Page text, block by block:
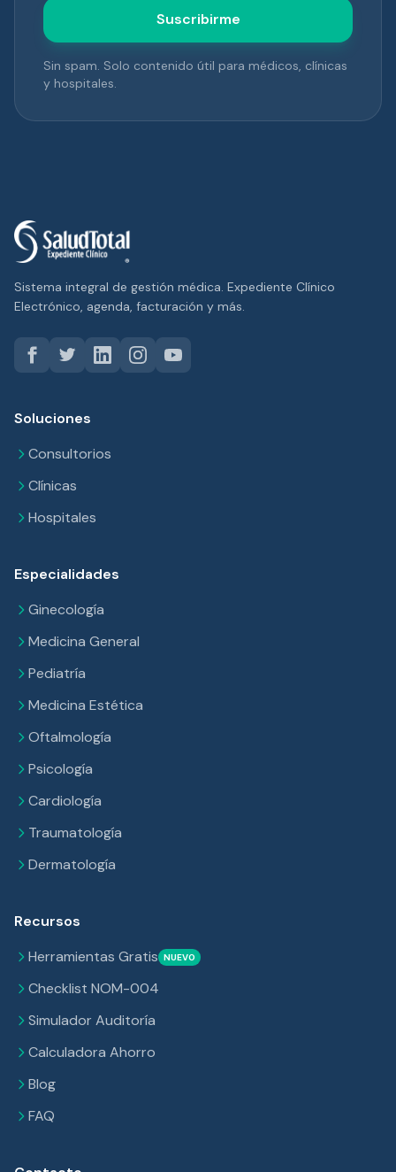
Suscribirme
Sin spam. Solo contenido útil para médicos, clínicas
y hospitales.
Sistema integral de gestión médica. Expediente Clínico
Electrónico, agenda, facturación y más.
Soluciones
Consultorios
Clínicas
Hospitales
Especialidades
Ginecología
Medicina General
Pediatría
Medicina Estética
Oftalmología
Psicología
Cardiología
Traumatología
Dermatología
Recursos
Herramientas Gratis NUEVO
Checklist NOM-004
Simulador Auditoría
Calculadora Ahorro
Blog
FAQ